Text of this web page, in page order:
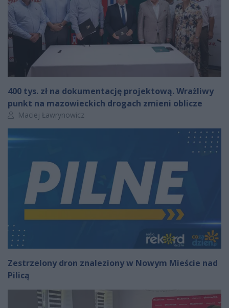
400 tys. zł na dokumentację projektową. Wrażliwy
punkt na mazowieckich drogach zmieni oblicze
Autor artykułu:
Maciej Ławrynowicz
Zestrzelony dron znaleziony w Nowym Mieście nad
Pilicą